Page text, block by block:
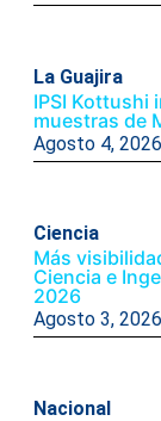
La Guajira
IPSI Kottushi
muestras de
Agosto 4, 2026
Ciencia
Más
Ciencia e
2026
Agosto 3, 2026
Nacional